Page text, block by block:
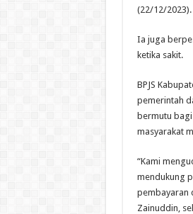
(22/12/2023).
Ia juga
ketika sakit.
BPJS
pemerintah
bermutu
masyarakat
“Kami
mendukung
pembayaran
Zainuddin,